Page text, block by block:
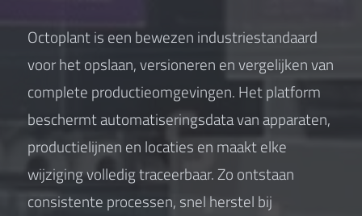
Octoplant is een bewezen industriestandaard
voor het opslaan, versioneren en vergelijken van
complete productieomgevingen. Het platform
beschermt automatiseringsdata van apparaten,
productielijnen en locaties en maakt elke
wijziging volledig traceerbaar. Zo ontstaan
consistente processen, snel herstel bij